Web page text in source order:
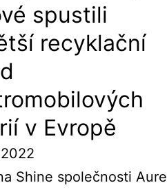
spustili
recyklační
v Evropě